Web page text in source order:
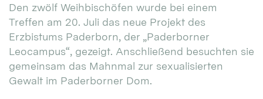
Den zwölf Weihbischöfen wurde bei einem
Treffen am 20. Juli das neue Projekt des
Erzbistums Paderborn, der „Paderborner
Leocampus“, gezeigt. Anschließend besuchten sie
gemeinsam das Mahnmal zur sexualisierten
Gewalt im Paderborner Dom.